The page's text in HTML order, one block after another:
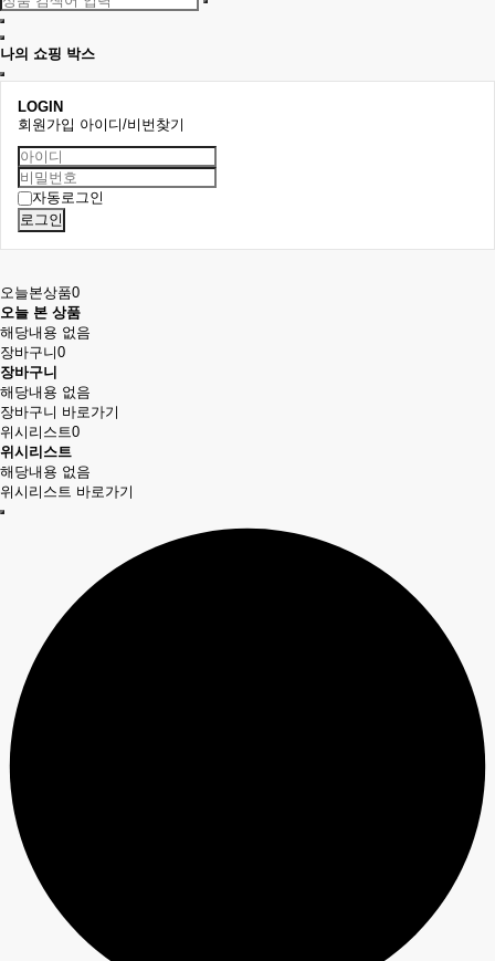
나의 쇼핑 박스
LOGIN
회원가입 아이디/비번찾기
자동로그인
로그인
오늘본상품0
오늘 본 상품
해당내용 없음
장바구니0
장바구니
해당내용 없음
장바구니 바로가기
위시리스트0
위시리스트
해당내용 없음
위시리스트 바로가기